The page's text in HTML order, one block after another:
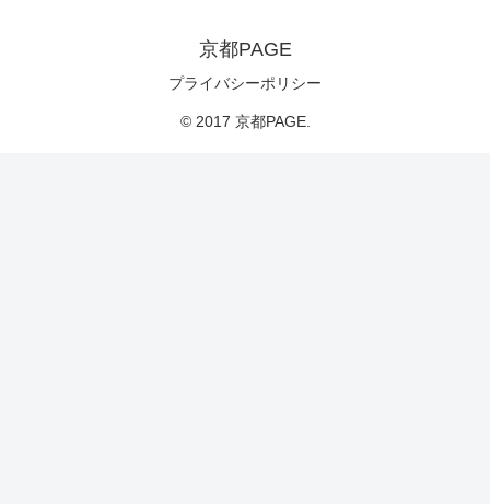
京都PAGE
プライバシーポリシー
© 2017 京都PAGE.